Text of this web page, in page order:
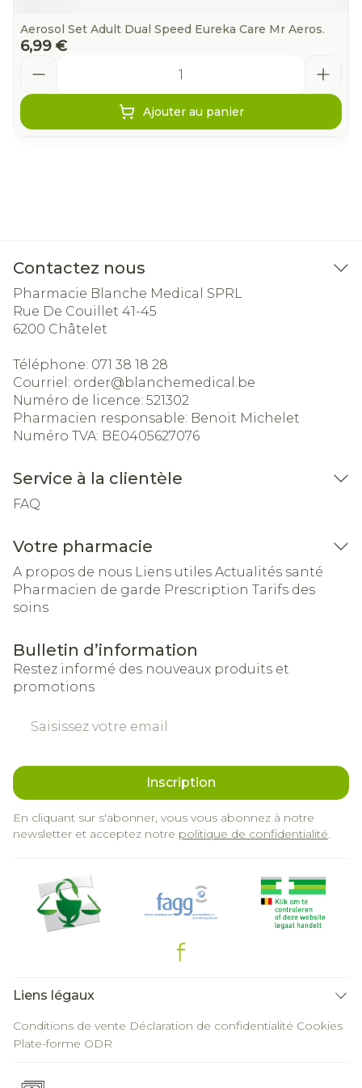
Aerosol Set Adult Dual Speed Eureka Care Mr Aeros.
6,99 €
Ajouter au panier
Contactez nous
Pharmacie Blanche Medical SPRL
Rue De Couillet 41-45
6200 Châtelet
Téléphone: 071 38 18 28
Courriel: order@blanchemedical.be
Numéro de licence: 521302
Pharmacien responsable: Benoit Michelet
Numéro TVA: BE0405627076
Service à la clientèle
FAQ
Votre pharmacie
A propos de nous Liens utiles Actualités santé
Pharmacien de garde Prescription Tarifs des
soins
Bulletin d’information
Restez informé des nouveaux produits et
promotions
Inscription
En cliquant sur s'abonner, vous vous abonnez à notre
newsletter et acceptez notre politique de confidentialité.
Liens légaux
Conditions de vente Déclaration de confidentialité Cookies
Plate-forme ODR